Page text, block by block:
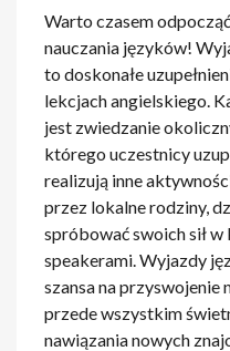
Warto czasem
nauczania języków!
to doskonałe
lekcjach angielskiego.
jest zwiedzanie
którego uczestnicy
realizują inne
przez lokalne rodziny,
spróbować swoich sił
speakerami. Wyjazdy
szansa na przyswojenie
przede wszystkim
nawiązania nowych